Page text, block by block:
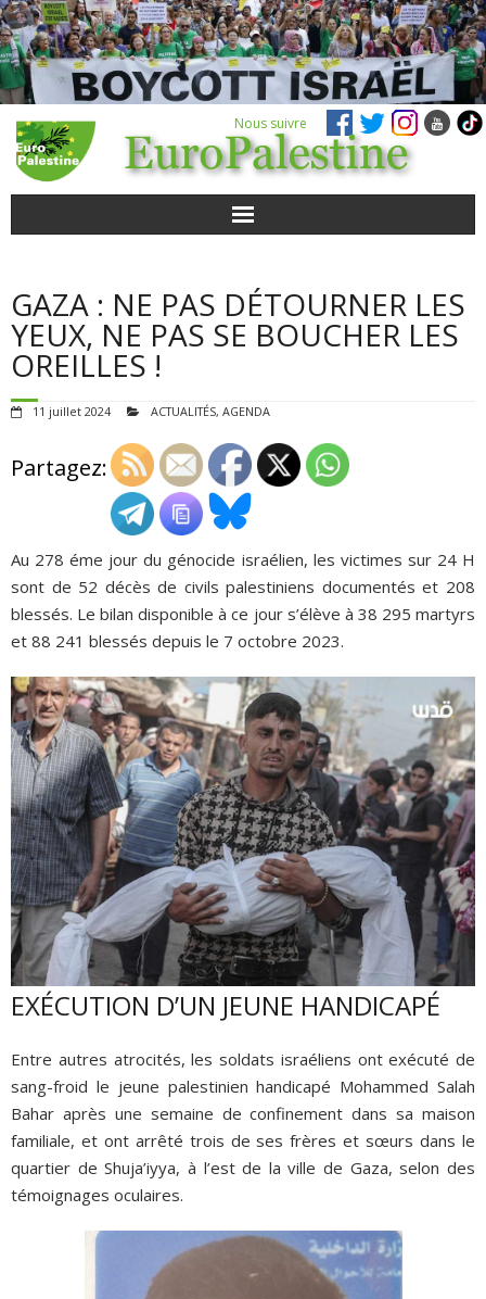
Nous suivre
POUR AGIR
AGENDA
VIDÉOS
QUI SOMMES-NOUS ?
ADHÉSIONS, DONS, CONTACT
GAZA : NE PAS DÉTOURNER LES
YEUX, NE PAS SE BOUCHER LES
OREILLES !
11 juillet 2024 ACTUALITÉS, AGENDA
Partagez:
Au 278 éme jour du génocide israélien, les victimes sur 24 H
sont de 52 décès de civils palestiniens documentés et 208
blessés. Le bilan disponible à ce jour s’élève à 38 295 martyrs
et 88 241 blessés depuis le 7 octobre 2023.
EXÉCUTION D’UN JEUNE HANDICAPÉ
Entre autres atrocités, les soldats israéliens ont exécuté de
sang-froid le jeune palestinien handicapé Mohammed Salah
Bahar après une semaine de confinement dans sa maison
familiale, et ont arrêté trois de ses frères et sœurs dans le
quartier de Shuja’iyya, à l’est de la ville de Gaza, selon des
témoignages oculaires.